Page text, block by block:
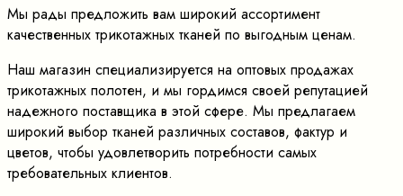
Мы рады предложить вам широкий ассортимент
качественных трикотажных тканей по выгодным ценам.
Наш магазин специализируется на оптовых продажах
трикотажных полотен, и мы гордимся своей репутацией
надежного поставщика в этой сфере. Мы предлагаем
широкий выбор тканей различных составов, фактур и
цветов, чтобы удовлетворить потребности самых
требовательных клиентов.